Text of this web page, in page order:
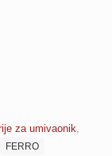
za umivaonik
FERRO